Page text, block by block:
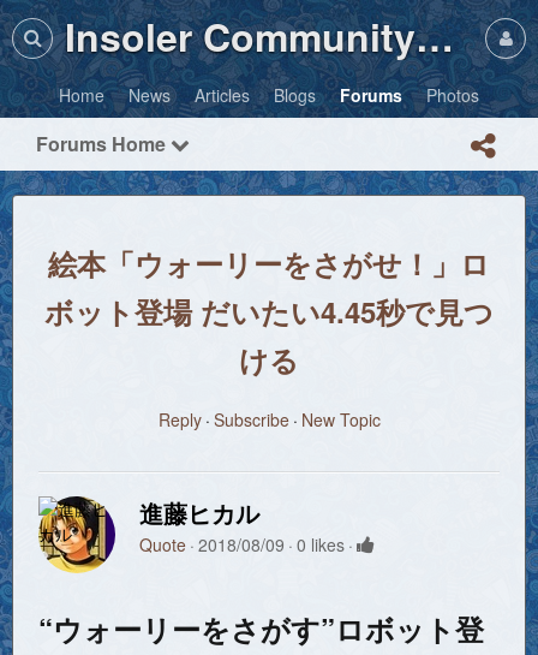
Insoler Community・Photos
Home News Articles Blogs Forums Photos
Forums Home
絵本「ウォーリーをさがせ！」ロ
ボット登場 だいたい4.45秒で見つ
ける
Reply Subscribe New Topic
進藤ヒカル
Quote 2018/08/09 0 likes
“ウォーリーをさがす”ロボット登